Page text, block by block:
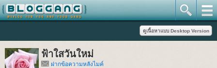
ฟ้าใสวันใหม่
ฝากข้อความหลังไมค์